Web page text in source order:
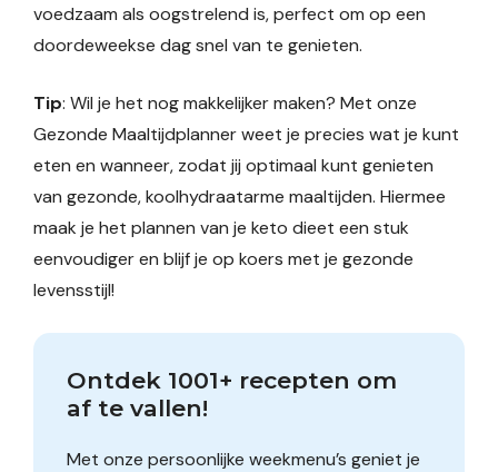
voedzaam als oogstrelend is, perfect om op een
doordeweekse dag snel van te genieten.
Tip: Wil je het nog makkelijker maken? Met onze
Gezonde Maaltijdplanner weet je precies wat je kunt
eten en wanneer, zodat jij optimaal kunt genieten
van gezonde, koolhydraatarme maaltijden. Hiermee
maak je het plannen van je keto dieet een stuk
eenvoudiger en blijf je op koers met je gezonde
levensstijl!
Ontdek 1001+ recepten om
af te vallen!
Met onze persoonlijke weekmenu’s geniet je